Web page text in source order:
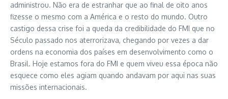
administrou. Não era de estranhar que ao final de oito anos
fizesse o mesmo com a América e o resto do mundo. Outro
castigo dessa crise foi a queda da credibilidade do FMI que no
Século passado nos aterrorizava, chegando por vezes a dar
ordens na economia dos países em desenvolvimento como o
Brasil. Hoje estamos fora do FMI e quem viveu essa época não
esquece como eles agiam quando andavam por aqui nas suas
missões internacionais.